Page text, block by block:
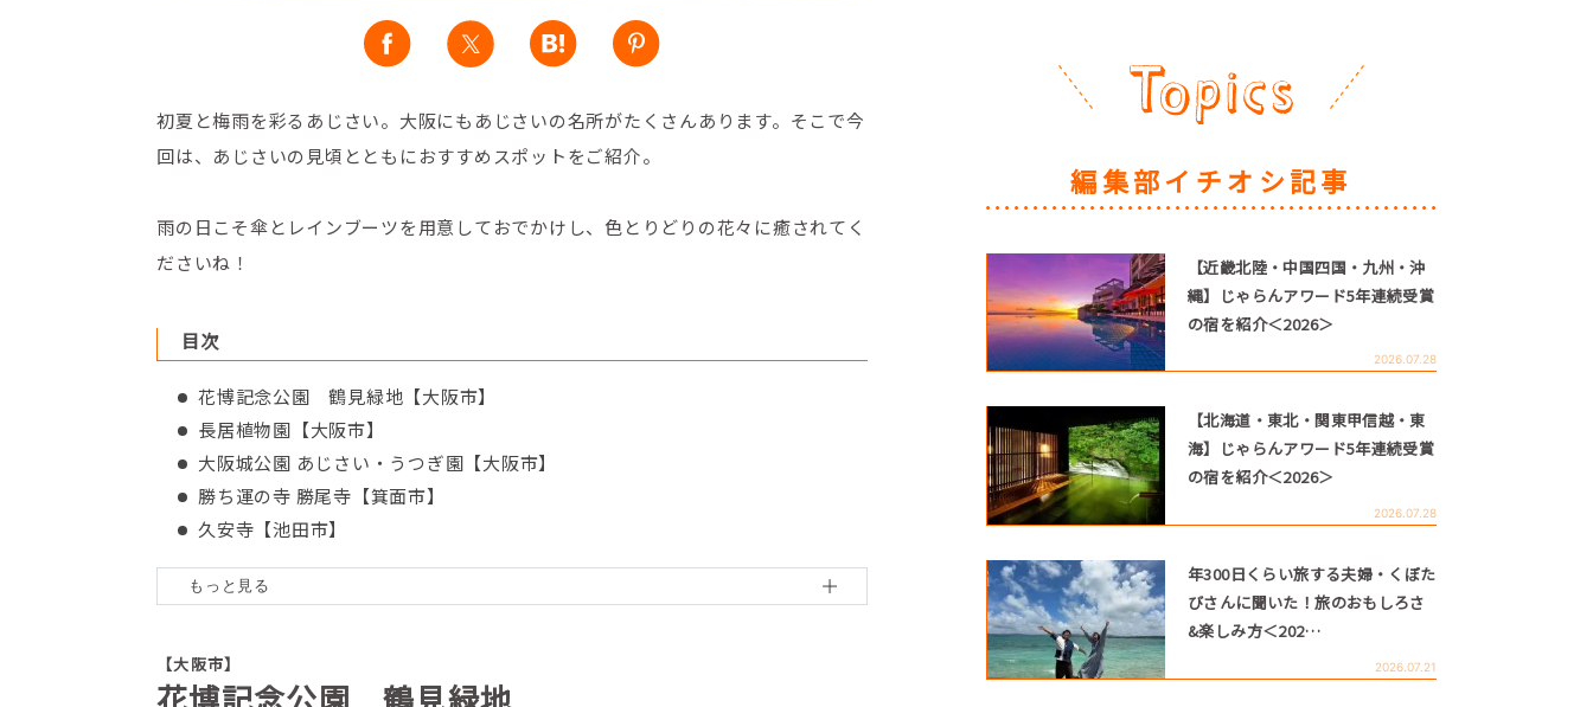
初夏と梅雨を彩るあじさい。大阪にもあじさいの名所がたくさんあります。そこで今
回は、あじさいの見頃とともにおすすめスポットをご紹介。
雨の日こそ傘とレインブーツを用意しておでかけし、色とりどりの花々に癒されてく
ださいね！
目次
花博記念公園 鶴見緑地【大阪市】
長居植物園【大阪市】
大阪城公園 あじさい・うつぎ園【大阪市】
勝ち運の寺 勝尾寺【箕面市】
久安寺【池田市】
山田池公園【枚方市】
大阪府民の森 ぬかた園地【東大阪市】
蜻蛉池公園【岸和田市】
【大阪市】
花博記念公園 鶴見緑地
編集部イチオシ記事
【近畿北陸・中国四国・九州・沖
縄】じゃらんアワード5年連続受賞
の宿を紹介＜2026＞
2026.07.28
【北海道・東北・関東甲信越・東
海】じゃらんアワード5年連続受賞
の宿を紹介＜2026＞
2026.07.28
年300日くらい旅する夫婦・くぼた
びさんに聞いた！旅のおもしろさ
&楽しみ方＜202…
2026.07.21